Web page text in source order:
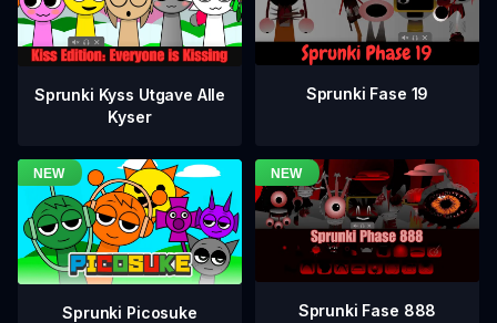
Sprunki Kyss Utgave Alle
Kyser
Sprunki Fase 19
Sprunki Picosuke Sprunki Fase 888